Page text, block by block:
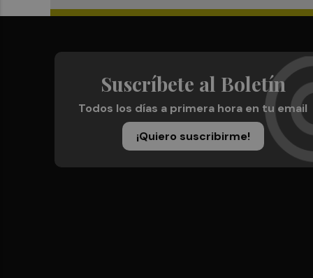
Suscríbete al Boletín
Todos los días a primera hora en tu email
¡Quiero suscribirme!